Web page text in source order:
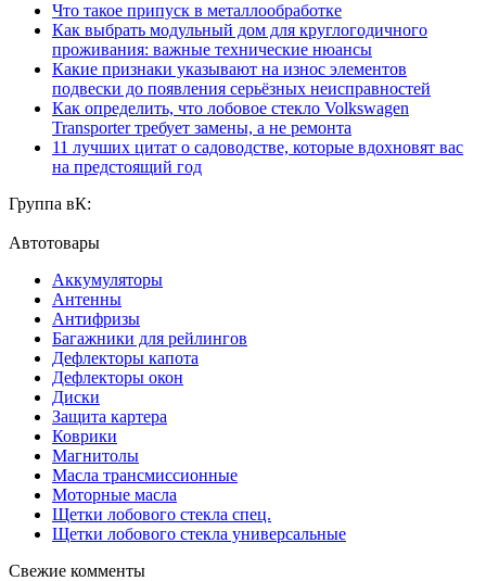
Что такое припуск в металлообработке
Как выбрать модульный дом для круглогодичного
проживания: важные технические нюансы
Какие признаки указывают на износ элементов
подвески до появления серьёзных неисправностей
Как определить, что лобовое стекло Volkswagen
Transporter требует замены, а не ремонта
11 лучших цитат о садоводстве, которые вдохновят вас
на предстоящий год
Группа вК:
Автотовары
Аккумуляторы
Антенны
Антифризы
Багажники для рейлингов
Дефлекторы капота
Дефлекторы окон
Диски
Защита картера
Коврики
Магнитолы
Масла трансмиссионные
Моторные масла
Щетки лобового стекла спец.
Щетки лобового стекла универсальные
Свежие комменты